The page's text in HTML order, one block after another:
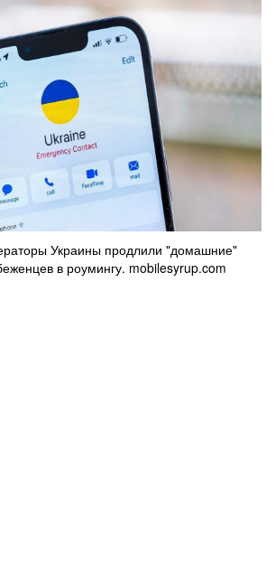
Украины продлили "домашние"
в роумингу. mobilesyrup.com